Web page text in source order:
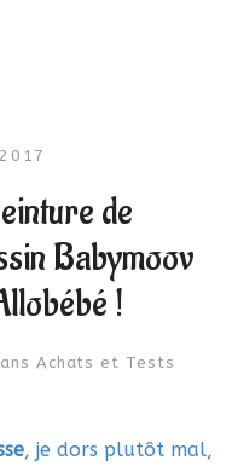
de
Babymoov
!
Achats et Tests
, je dors plutôt mal,